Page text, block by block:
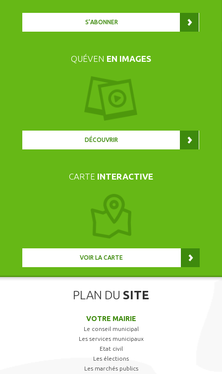
S’ABONNER
QUÉVEN EN IMAGES
DÉCOUVRIR
CARTE INTERACTIVE
VOIR LA CARTE
PLAN DU SITE
VOTRE MAIRIE
Le conseil municipal
Les services municipaux
Etat civil
Les élections
Les marchés publics